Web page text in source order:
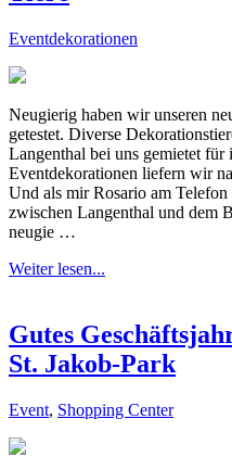
Eventdekorationen
Neugierig haben wir unseren
getestet. Diverse
Langenthal bei uns gemietet
Eventdekorationen liefern wir
Und als mir Rosario am Telefon
zwischen Langenthal und dem
neugie …
Weiter lesen...
Gutes
St. Jakob-Park
Event, Shopping Center